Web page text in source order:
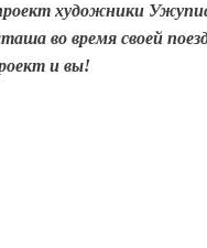
художники
во время своей
и вы!